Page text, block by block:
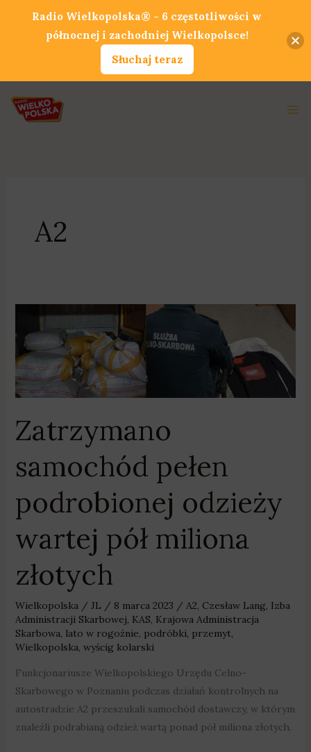
A2
Zatrzymano
samochód pełen
podrobionej odzieży
wartej pół miliona
złotych
Wielkopolska/ JL / 8 marca 2023 / A2, Czesław Lang, Izba
Administracji Skarbowej, KAS, Krajowa Administracja
Skarbowa, lato w rogoźnie, podróbki, przemyt,
Wielkopolska, wyścig kolarski
Funkcjonariusze Wielkopolskiego Urzędu Celno-
Skarbowego w Poznaniu podczas działań kontrolnych na
autostradzie A2 przeszukali samochód dostawczy, w którym
znaleźli podrabianą odzież wartą ponad pół miliona złotych.
Zatrzymano
samochód
pełen
podrobionej
odzieży
pół
miliona
Radio Wielkopolska® - 6 częstotliwości w
północnej i zachodniej Wielkopolsce!
Słuchaj teraz